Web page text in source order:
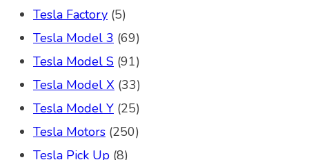
Tesla Factory (5)
Tesla Model 3 (69)
Tesla Model S (91)
Tesla Model X (33)
Tesla Model Y (25)
Tesla Motors (250)
Tesla Pick Up (8)